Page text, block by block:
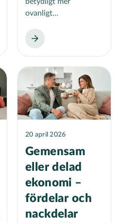
ovanligt...
20 april 2026
Gemensam
eller delad
ekonomi –
fördelar och
nackdelar